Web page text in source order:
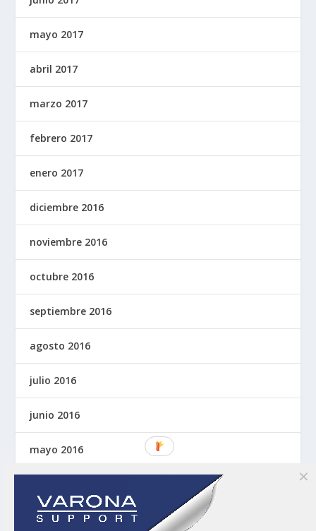
mayo 2017
abril 2017
marzo 2017
febrero 2017
enero 2017
diciembre 2016
noviembre 2016
octubre 2016
septiembre 2016
agosto 2016
julio 2016
junio 2016
mayo 2016
marzo 2016